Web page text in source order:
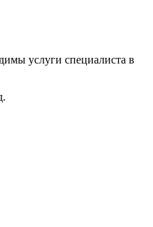
услуги специалиста в